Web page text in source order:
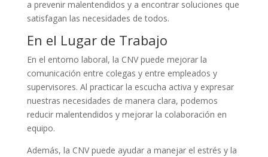
a prevenir malentendidos y a encontrar soluciones que
satisfagan las necesidades de todos.
En el Lugar de Trabajo
En el entorno laboral, la CNV puede mejorar la
comunicación entre colegas y entre empleados y
supervisores. Al practicar la escucha activa y expresar
nuestras necesidades de manera clara, podemos
reducir malentendidos y mejorar la colaboración en
equipo.
Además, la CNV puede ayudar a manejar el estrés y la